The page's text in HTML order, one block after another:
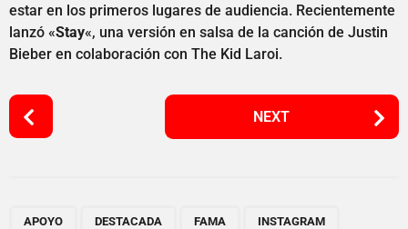
estar en los primeros lugares de audiencia. Recientemente
lanzó «Stay«, una versión en salsa de la canción de Justin
Bieber en colaboración con The Kid Laroi.
P
o
NEXT
APOYO DESTACADA FAMA INSTAGRAM